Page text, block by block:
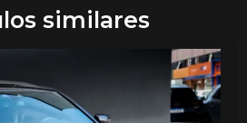
similares